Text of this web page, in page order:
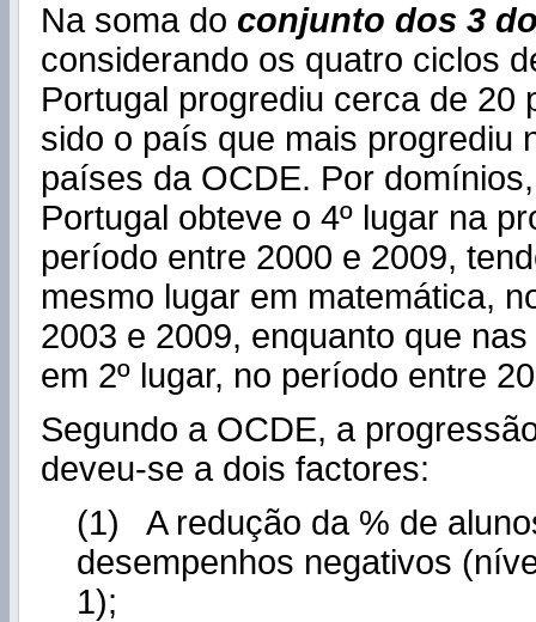
Na soma do conjunto dos 3
considerando os quatro ciclos
Portugal progrediu cerca de 20
sido o país que mais progrediu
países da OCDE. Por
Portugal obteve o 4º lugar na
período entre 2000 e 2009,
mesmo lugar em matemática,
2003 e 2009, enquanto que
em 2º lugar, no período entre
Segundo a OCDE, a
deveu-se a dois factores:
(1) A redução da % de
desempenhos negativos
1);